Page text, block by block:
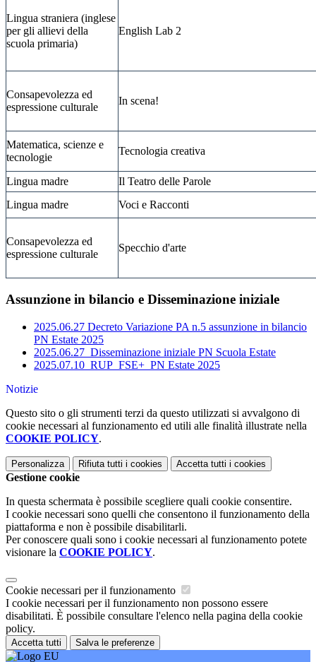
Lingua straniera (inglese
per gli allievi della
scuola primaria)
English Lab 2
Consapevolezza ed
espressione culturale
In scena!
Matematica, scienze e
tecnologie
Tecnologia creativa
Lingua madre
Il Teatro delle Parole
Lingua madre
Voci e Racconti
Consapevolezza ed
espressione culturale
Specchio d'arte
Assunzione in bilancio e Disseminazione iniziale
2025.06.27 Decreto Variazione PA n.5 assunzione in bilancio
PN Estate 2025
2025.06.27_Disseminazione iniziale PN Scuola Estate
2025.07.10_RUP_FSE+_PN Estate 2025
Notizie
Questo sito o gli strumenti terzi da questo utilizzati si avvalgono di
cookie necessari al funzionamento ed utili alle finalità illustrate nella
COOKIE POLICY.
Personalizza Rifiuta tutti i cookies Accetta tutti i cookies
Gestione cookie
In questa schermata è possibile scegliere quali cookie consentire.
I cookie necessari sono quelli che consentono il funzionamento della
piattaforma e non è possibile disabilitarli.
Per conoscere quali sono i cookie necessari al funzionamento potete
visionare la COOKIE POLICY.
Cookie necessari per il funzionamento
I cookie necessari per il funzionamento non possono essere
disabilitati. È possibile consultare l'elenco nella pagina della cookie
policy.
Accetta tutti Salva le preferenze